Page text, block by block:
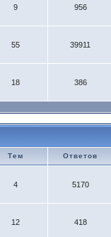
9 956
55 39911
18 386
Тем Ответов
4 5170
12 418